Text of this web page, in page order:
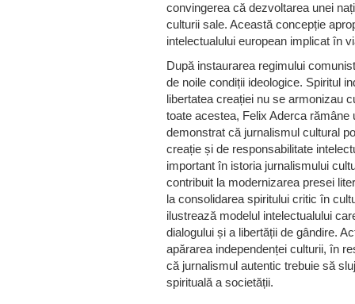
convingerea că dezvoltarea unei
culturii sale. Această concepție
intelectualului european implicat în
După instaurarea regimului
de noile condiții ideologice. Spiritul
libertatea creației nu se armonizau
toate acestea, Felix Aderca rămâne
demonstrat că jurnalismul cultural
creație și de responsabilitate
important în istoria jurnalismului
contribuit la modernizarea presei
la consolidarea spiritului critic în
ilustrează modelul intelectualului
dialogului și a libertății de gândire.
apărarea independenței culturii, în
că jurnalismul autentic trebuie să
spirituală a societății.